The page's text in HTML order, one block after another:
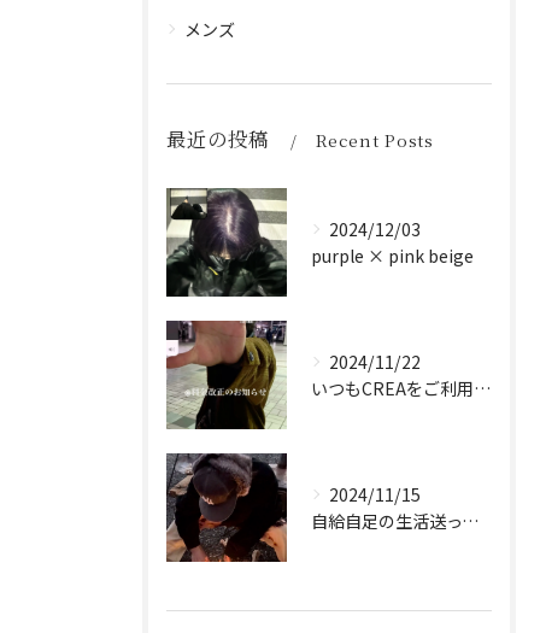
メンズ
最近の投稿 Recent Posts
2024/12/03
purple × pink beige
2024/11/22
いつもCREAをご利用頂き誠に有難う御座います！
2024/11/15
自給自足の生活送ってます